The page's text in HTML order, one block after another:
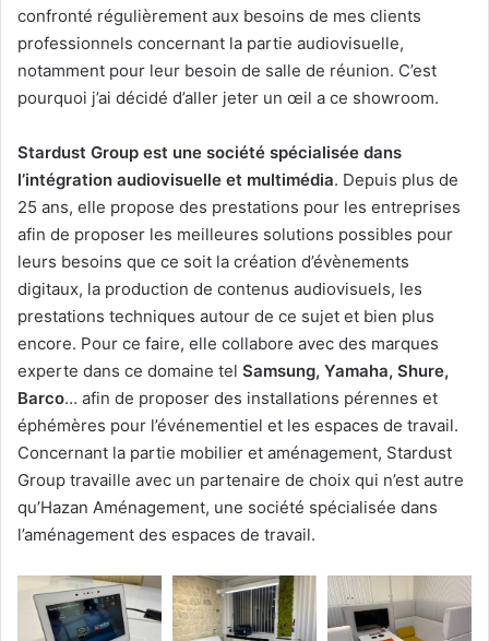
confronté régulièrement aux besoins de mes clients
professionnels concernant la partie audiovisuelle,
notamment pour leur besoin de salle de réunion. C’est
pourquoi j’ai décidé d’aller jeter un œil a ce showroom.
Stardust Group est une société spécialisée dans
l’intégration audiovisuelle et multimédia. Depuis plus de
25 ans, elle propose des prestations pour les entreprises
afin de proposer les meilleures solutions possibles pour
leurs besoins que ce soit la création d’évènements
digitaux, la production de contenus audiovisuels, les
prestations techniques autour de ce sujet et bien plus
encore. Pour ce faire, elle collabore avec des marques
experte dans ce domaine tel Samsung, Yamaha, Shure,
Barco… afin de proposer des installations pérennes et
éphémères pour l’événementiel et les espaces de travail.
Concernant la partie mobilier et aménagement, Stardust
Group travaille avec un partenaire de choix qui n’est autre
qu’Hazan Aménagement, une société spécialisée dans
l’aménagement des espaces de travail.